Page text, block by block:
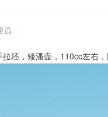
员
坯，矮潘壶，110cc左右，